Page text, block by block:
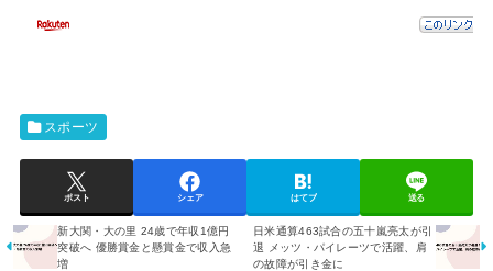
スポーツ
ポスト シェア はてブ 送る
新大関・大の里 24歳で年収1億円
突破へ 優勝賞金と懸賞金で収入急
増
日米通算463試合の五十嵐亮太が引
退 メッツ・パイレーツで活躍、肩
の故障が引き金に